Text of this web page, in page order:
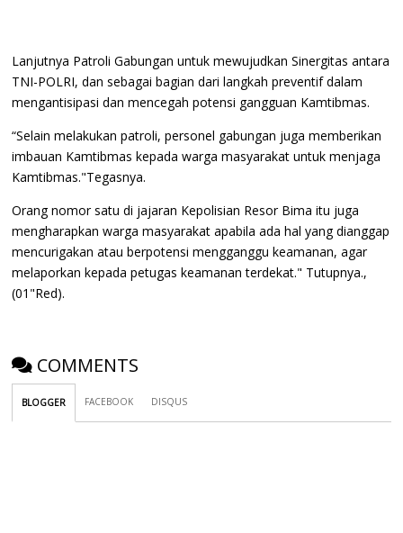
Lanjutnya Patroli Gabungan untuk mewujudkan Sinergitas antara
TNI-POLRI, dan sebagai bagian dari langkah preventif dalam
mengantisipasi dan mencegah potensi gangguan Kamtibmas.
“Selain melakukan patroli, personel gabungan juga memberikan
imbauan Kamtibmas kepada warga masyarakat untuk menjaga
Kamtibmas."Tegasnya.
Orang nomor satu di jajaran Kepolisian Resor Bima itu juga
mengharapkan warga masyarakat apabila ada hal yang dianggap
mencurigakan atau berpotensi mengganggu keamanan, agar
melaporkan kepada petugas keamanan terdekat." Tutupnya.,
(01"Red).
COMMENTS
BLOGGER FACEBOOK DISQUS